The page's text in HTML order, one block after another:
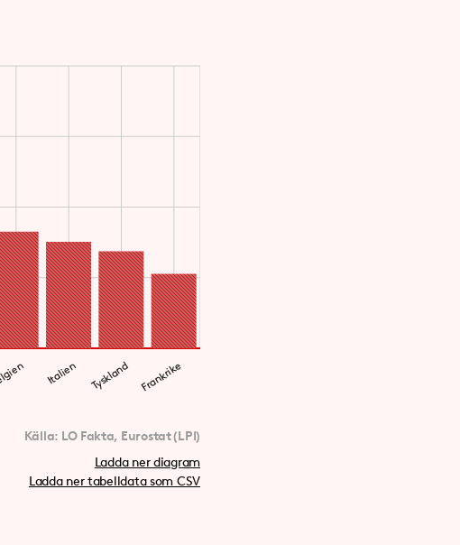
Italien Tyskland Frankrike
Källa: LO Fakta, Eurostat (LPI)
Ladda ner diagram
Ladda ner tabelldata som CSV